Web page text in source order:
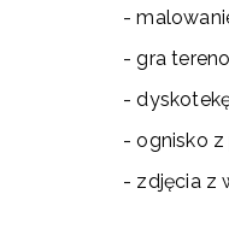
-
- gra
-
- ognisko z
- zdjęcia z